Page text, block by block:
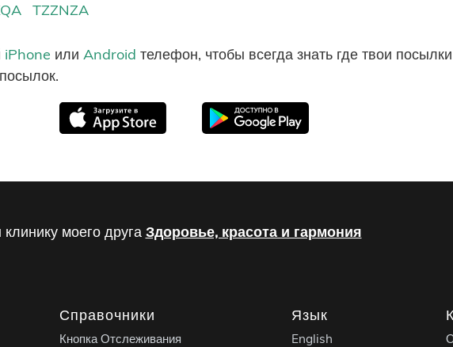
TZZNZA
iPhone или Android телефон, чтобы всегда знать где твои
моего друга Здоровье, красота и гармония
Справочники
Кнопка Отслеживания
Язык
English